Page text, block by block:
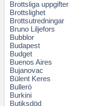
Brottsliga uppgifter
Brottslighet
Brottsutredningar
Bruno Liljefors
Bubblor
Budapest
Budget
Buenos Aires
Bujanovac
Bülent Keres
Bullerö
Burkini
Butiksdöd